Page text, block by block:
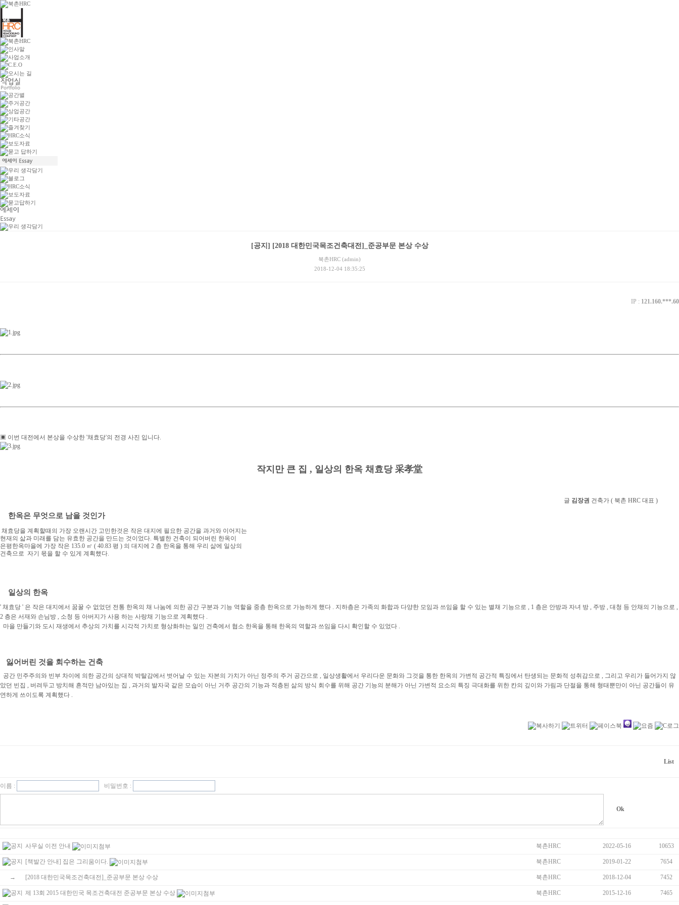
[공지] [2018 대한민국목조건축대전]_준공부문 본상 수상
북촌HRC (admin)
2018-12-04 18:35:25
IP : 121.160.***.60
▣ 이번 대전에서 본상을 수상한 '채효당'의 전경 사진 입니다.
작지만 큰 집 , 일상의 한옥 채효당 采孝堂
글 김장권 건축가 ( 북촌 HRC 대표 )
한옥은 무엇으로 남을 것인가
채효당을 계획할때의 가장 오랜시간 고민한것은 작은 대지에 필요한 공간을 과거와 이어지는
현재의 삷과 미래를 담는 유효한 공간을 만드는 것이었다. 특별한 건축이 되어버린 한옥이
은평한옥마을에 가장 작은 135.0 ㎡ ( 40.83 평 ) 의 대지에 2 층 한옥을 통해 우리 삶에 일상의
건축으로 자기 몫을 할 수 있게 계획했다.
일상의 한옥
' 채효당 ' 은 작은 대지에서 꿈꿀 수 없었던 전통 한옥의 채 나눔에 의한 공간 구분과 기능 역할을 중층 한옥으로 가능하게 했다 . 지하층은 가족의 화합과 다양한 모임과 쓰임을 할 수 있는 별채 기능으로 , 1 층은 안방과 자녀 방 , 주방 , 대청 등 안채의 기능으로 ,
2 층은 서재와 손님방 , 소청 등 아버지가 사용 하는 사랑채 기능으로 계획했다 .
마을 만들기와 도시 재생에서 추상의 가치를 시각적 가치로 형상화하는 일인 건축에서 협소 한옥을 통해 한옥의 역할과 쓰임을 다시 확인할 수 있었다 .
잃어버린 것을 회수하는 건축
공간 민주주의와 빈부 차이에 의한 공간의 상대적 박탈감에서 벗어날 수 있는 자본의 가치가 아닌 정주의 주거 공간으로 , 일상생활에서 우리다운 문화와 그것을 통한 한옥의 가변적 공간적 특징에서 탄생되는 문화적 성취감으로 , 그리고 우리가 들어가지 않
았던 빈집 , 버려두고 방치해 흔적만 남아있는 집 , 과거의 발자국 같은 모습이 아닌 거주 공간의 기능과 적층된 삶의 방식 회수를 위해 공간 기능의 분해가 아닌 가변적 요소의 특징 극대화를 위한 칸의 깊이와 가림과 단절을 통해 형태뿐만이 아닌 공간들이 유
연하게 쓰이도록 계획했다 .
이름 : 비밀번호 :
사무실 이전 안내 북촌HRC 2022-05-16 10653
[책발간 안내] 집은 그리움이다. 북촌HRC 2019-01-22 7654
→ [2018 대한민국목조건축대전]_준공부문 본상 수상 북촌HRC 2018-12-04 7452
제 13회 2015 대한민국 목조건축대전 준공부문 본상 수상 북촌HRC 2015-12-16 7465